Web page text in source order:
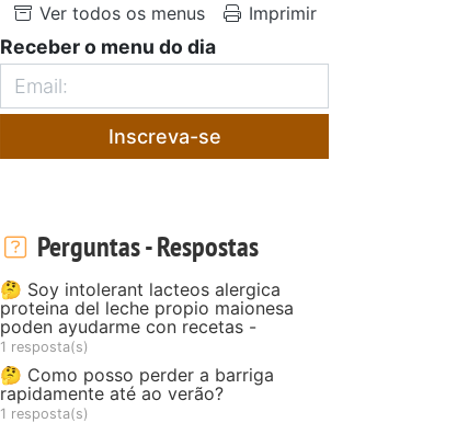
Ver todos os menus Imprimir
Receber o menu do dia
Inscreva-se
Perguntas - Respostas
🤔 Soy intolerant lacteos alergica
proteina del leche propio maionesa
poden ayudarme con recetas -
1 resposta(s)
🤔 Como posso perder a barriga
rapidamente até ao verão?
1 resposta(s)